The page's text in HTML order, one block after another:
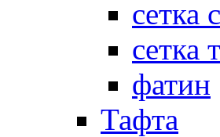
сетка
сетка
фатин
Тафта